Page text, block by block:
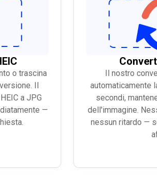
o trascina
Il
a JPG
—
Il nostro
automaticamente
secondi,
dell'immagine.
nessun ritardo —